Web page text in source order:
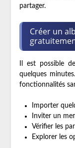
partager.
Créer un
Il est possible
quelques
fonctionnalités
Importer
Inviter un
Vérifier les
Explorer les